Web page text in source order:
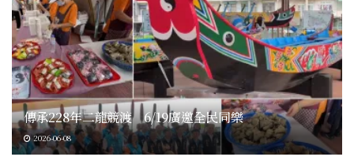
傳承228年二龍競渡 6/19廣邀全民同樂
2026-06-08